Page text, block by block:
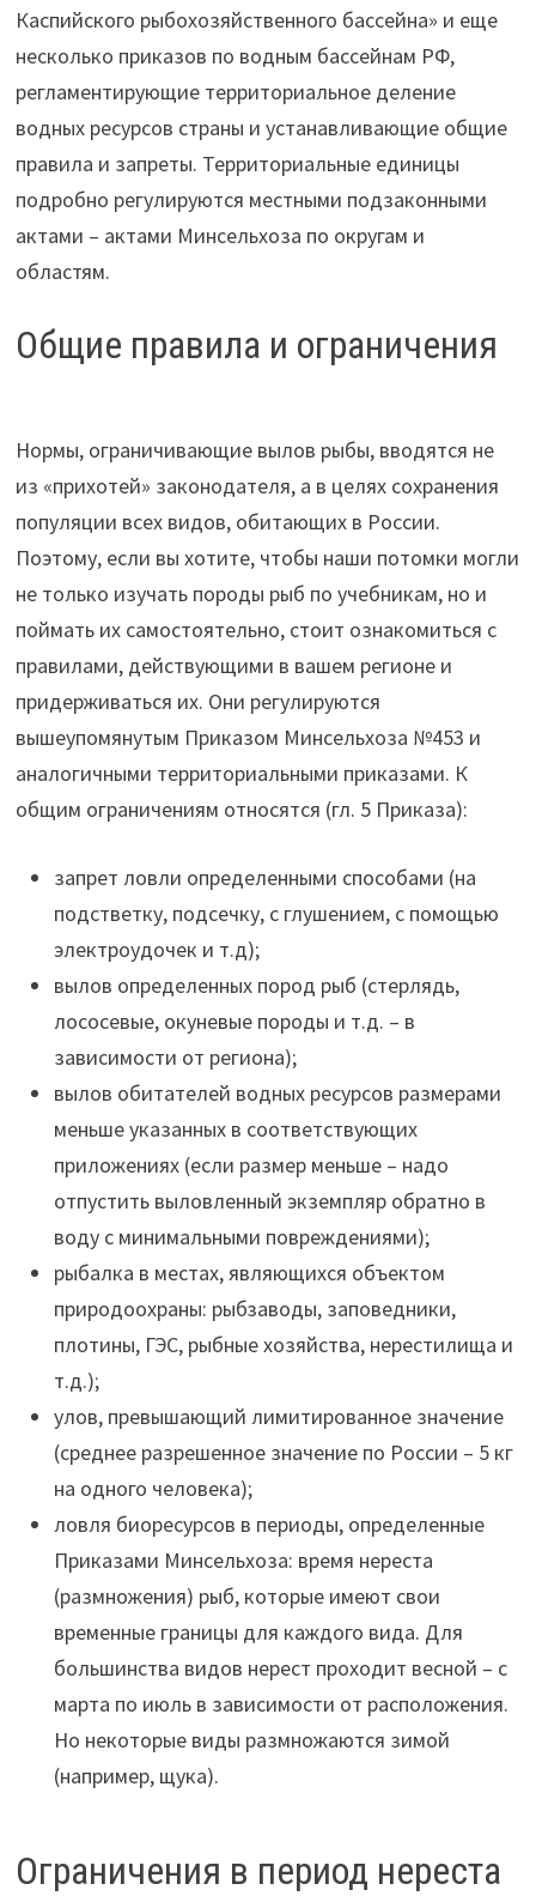
Каспийского рыбохозяйственного бассейна» и еще
несколько приказов по водным бассейнам РФ,
регламентирующие территориальное деление
водных ресурсов страны и устанавливающие общие
правила и запреты. Территориальные единицы
подробно регулируются местными подзаконными
актами – актами Минсельхоза по округам и
областям.
Общие правила и ограничения
Нормы, ограничивающие вылов рыбы, вводятся не
из «прихотей» законодателя, а в целях сохранения
популяции всех видов, обитающих в России.
Поэтому, если вы хотите, чтобы наши потомки могли
не только изучать породы рыб по учебникам, но и
поймать их самостоятельно, стоит ознакомиться с
правилами, действующими в вашем регионе и
придерживаться их. Они регулируются
вышеупомянутым Приказом Минсельхоза №453 и
аналогичными территориальными приказами. К
общим ограничениям относятся (гл. 5 Приказа):
запрет ловли определенными способами (на
подстветку, подсечку, с глушением, с помощью
электроудочек и т.д);
вылов определенных пород рыб (стерлядь,
лососевые, окуневые породы и т.д. – в
зависимости от региона);
вылов обитателей водных ресурсов размерами
меньше указанных в соответствующих
приложениях (если размер меньше – надо
отпустить выловленный экземпляр обратно в
воду с минимальными повреждениями);
рыбалка в местах, являющихся объектом
природоохраны: рыбзаводы, заповедники,
плотины, ГЭС, рыбные хозяйства, нерестилища и
т.д.);
улов, превышающий лимитированное значение
(среднее разрешенное значение по России – 5 кг
на одного человека);
ловля биоресурсов в периоды, определенные
Приказами Минсельхоза: время нереста
(размножения) рыб, которые имеют свои
временные границы для каждого вида. Для
большинства видов нерест проходит весной – с
марта по июль в зависимости от расположения.
Но некоторые виды размножаются зимой
(например, щука).
Ограничения в период нереста